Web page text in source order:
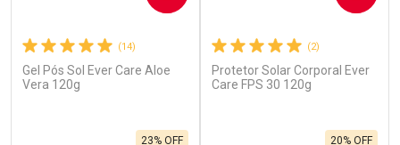
(14)
Gel Pós Sol Ever Care Aloe
Vera 120g
23% OFF
(2)
Protetor Solar Corporal Ever
Care FPS 30 120g
20% OFF